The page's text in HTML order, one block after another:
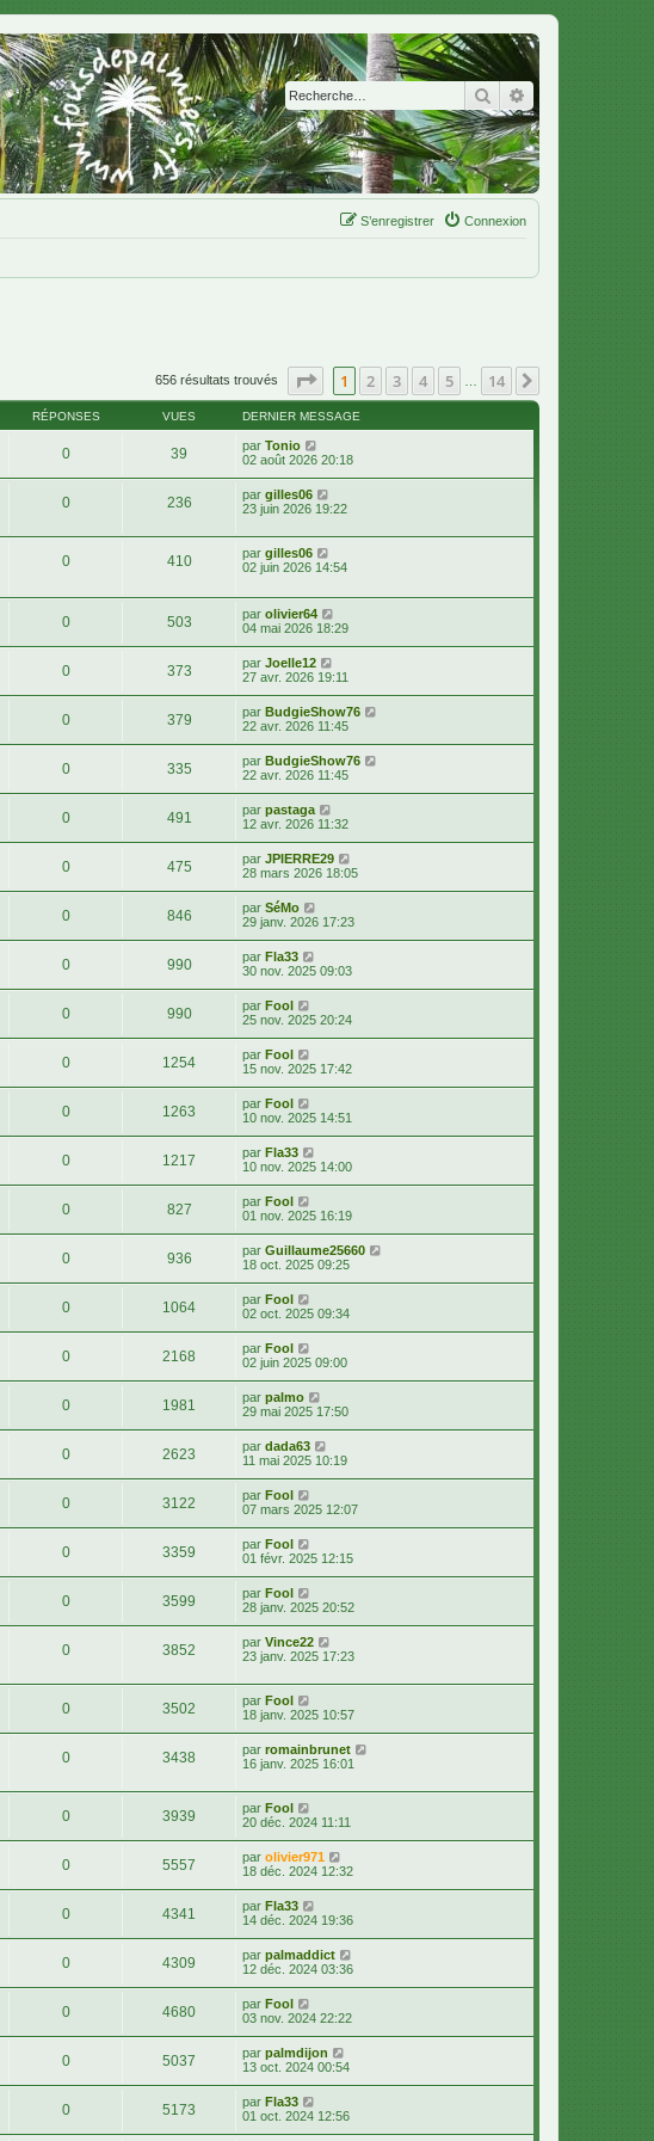
Rechercher
Connexion
S’enregistrer
656 résultats trouvés Page sur14
1 2 3 4 5 14
RÉPONSES VUES DERNIER MESSAGE
0 39 par Tonio
02 août 2026 20:18
0 236 par gilles06
23 juin 2026 19:22
0 410 par gilles06
02 juin 2026 14:54
0 503 par olivier64
04 mai 2026 18:29
0 373 par Joelle12
27 avr. 2026 19:11
0 379 par BudgieShow76
22 avr. 2026 11:45
0 335 par BudgieShow76
22 avr. 2026 11:45
0 491 par pastaga
12 avr. 2026 11:32
0 475 par JPIERRE29
28 mars 2026 18:05
0 846 par SéMo
29 janv. 2026 17:23
0 990 par Fla33
30 nov. 2025 09:03
0 990 par Fool
25 nov. 2025 20:24
0 1254 par Fool
15 nov. 2025 17:42
0 1263 par Fool
10 nov. 2025 14:51
0 1217 par Fla33
10 nov. 2025 14:00
0 827 par Fool
01 nov. 2025 16:19
0 936 par Guillaume25660
18 oct. 2025 09:25
0 1064 par Fool
02 oct. 2025 09:34
0 2168 par Fool
02 juin 2025 09:00
0 1981 par palmo
29 mai 2025 17:50
0 2623 par dada63
11 mai 2025 10:19
0 3122 par Fool
07 mars 2025 12:07
0 3359 par Fool
01 févr. 2025 12:15
0 3599 par Fool
28 janv. 2025 20:52
0 3852 par Vince22
23 janv. 2025 17:23
0 3502 par Fool
18 janv. 2025 10:57
0 3438 par romainbrunet
16 janv. 2025 16:01
0 3939 par Fool
20 déc. 2024 11:11
0 5557 par olivier971
18 déc. 2024 12:32
0 4341 par Fla33
14 déc. 2024 19:36
0 4309 par palmaddict
12 déc. 2024 03:36
0 4680 par Fool
03 nov. 2024 22:22
0 5037 par palmdijon
13 oct. 2024 00:54
0 5173 par Fla33
01 oct. 2024 12:56